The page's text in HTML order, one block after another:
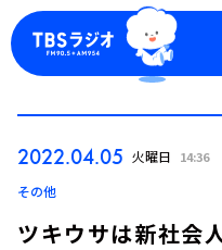
2022.04.05 火曜日 14:36
その他
ツキウサは新社会